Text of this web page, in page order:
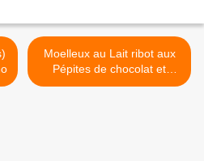
Moelleux au Lait ribot aux
Pépites de chocolat et
Cerises Amarena confites >